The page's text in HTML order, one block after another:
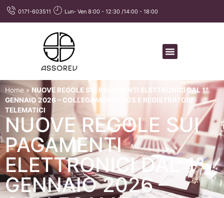
0171-603511 Lun- Ven 8:00 - 12:30 /14:00 - 18:00
Home » NUOVE REGOLE SUI PAGAMENTI ELETTRONICI DAL 1°
GENNAIO 2026 – COLLEGAMENTO POS E REGISTRATORI
TELEMATICI
NUOVE REGOLE SUI
PAGAMENTI
ELETTRONICI DAL 1°
GENNAIO 2026 –